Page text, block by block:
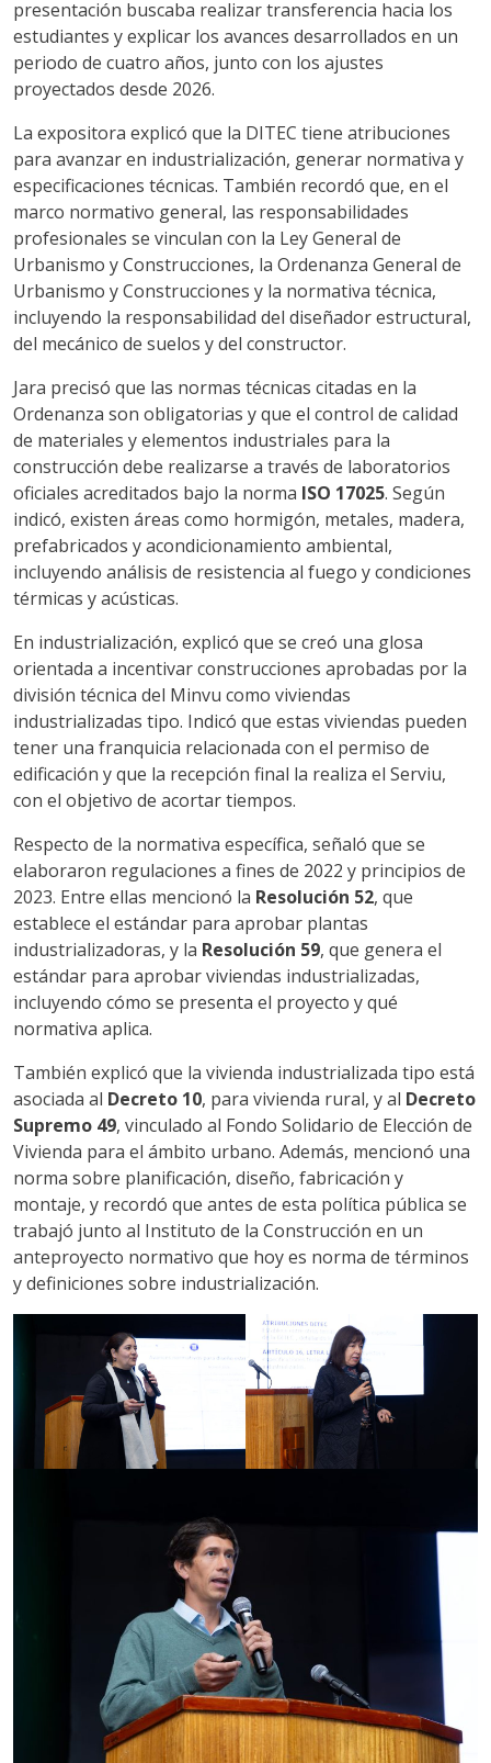
presentación buscaba realizar transferencia hacia los
estudiantes y explicar los avances desarrollados en un
periodo de cuatro años, junto con los ajustes
proyectados desde 2026.
La expositora explicó que la DITEC tiene atribuciones
para avanzar en industrialización, generar normativa y
especificaciones técnicas. También recordó que, en el
marco normativo general, las responsabilidades
profesionales se vinculan con la Ley General de
Urbanismo y Construcciones, la Ordenanza General de
Urbanismo y Construcciones y la normativa técnica,
incluyendo la responsabilidad del diseñador estructural,
del mecánico de suelos y del constructor.
Jara precisó que las normas técnicas citadas en la
Ordenanza son obligatorias y que el control de calidad
de materiales y elementos industriales para la
construcción debe realizarse a través de laboratorios
oficiales acreditados bajo la norma ISO 17025. Según
indicó, existen áreas como hormigón, metales, madera,
prefabricados y acondicionamiento ambiental,
incluyendo análisis de resistencia al fuego y condiciones
térmicas y acústicas.
En industrialización, explicó que se creó una glosa
orientada a incentivar construcciones aprobadas por la
división técnica del Minvu como viviendas
industrializadas tipo. Indicó que estas viviendas pueden
tener una franquicia relacionada con el permiso de
edificación y que la recepción final la realiza el Serviu,
con el objetivo de acortar tiempos.
Respecto de la normativa específica, señaló que se
elaboraron regulaciones a fines de 2022 y principios de
2023. Entre ellas mencionó la Resolución 52, que
establece el estándar para aprobar plantas
industrializadoras, y la Resolución 59, que genera el
estándar para aprobar viviendas industrializadas,
incluyendo cómo se presenta el proyecto y qué
normativa aplica.
También explicó que la vivienda industrializada tipo está
asociada al Decreto 10, para vivienda rural, y al Decreto
Supremo 49, vinculado al Fondo Solidario de Elección de
Vivienda para el ámbito urbano. Además, mencionó una
norma sobre planificación, diseño, fabricación y
montaje, y recordó que antes de esta política pública se
trabajó junto al Instituto de la Construcción en un
anteproyecto normativo que hoy es norma de términos
y definiciones sobre industrialización.